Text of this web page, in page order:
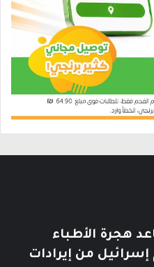
هجرة الأطباء
من إيرادات